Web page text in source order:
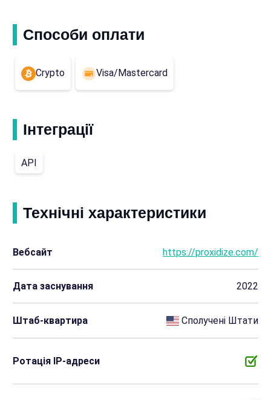
Способи оплати
Crypto Visa/Mastercard
Інтеграції
API
Технічні характеристики
Вебсайт https://proxidize.com/
Дата заснування 2022
Штаб-квартира Сполучені Штати
Ротація IP-адреси